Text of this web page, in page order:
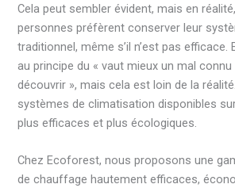
Cela peut sembler évident, mais en
personnes préfèrent conserver leur
traditionnel, même s’il n’est pas efficace.
au principe du « vaut mieux un mal connu
découvrir », mais cela est loin de la
systèmes de climatisation disponibles
plus efficaces et plus écologiques.
Chez Ecoforest, nous proposons une
de chauffage hautement efficaces,